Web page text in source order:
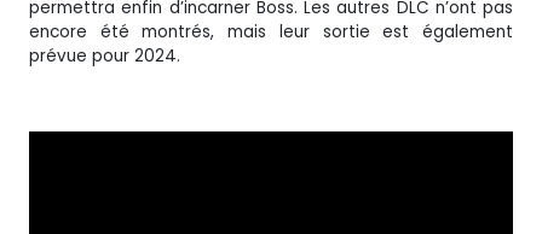
permettra enfin d’incarner Boss. Les autres DLC n’ont pas
encore été montrés, mais leur sortie est également
prévue pour 2024.